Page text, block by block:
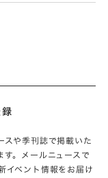
スや季刊誌で掲載いた
す。メールニュースで
イベント情報をお届け